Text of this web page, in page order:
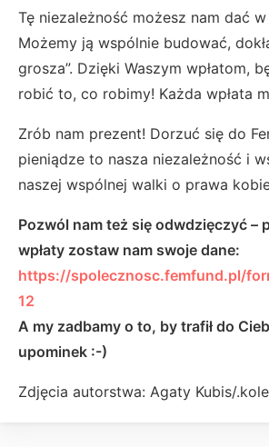
Tę niezależność możesz nam dać
Możemy ją wspólnie budować,
grosza”. Dzięki Waszym wpłatom,
robić to, co robimy! Każda wpłata
Zrób nam prezent! Dorzuć się do
pieniądze to nasza niezależność i
naszej wspólnej walki o prawa
Pozwól nam też się odwdzięczyć –
wpłaty zostaw nam swoje dane:
https://spolecznosc.femfund.pl/
12
A my zadbamy o to, by trafił do
upominek :-)
Zdjęcia autorstwa: Agaty Kubis/